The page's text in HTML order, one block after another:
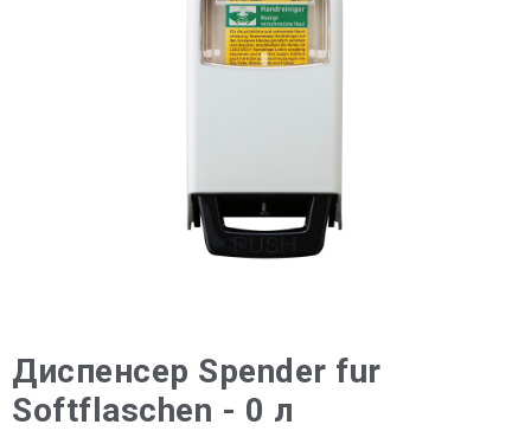
Диспенсер Spender fur
Softflaschen - 0 л